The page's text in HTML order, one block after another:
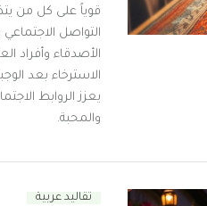
قوياً على كل من
التواصل
الأصدقاء وأفراد
الاسترخاء بعد
يعزز الروابط
والمحبة.
تقاليد عربية